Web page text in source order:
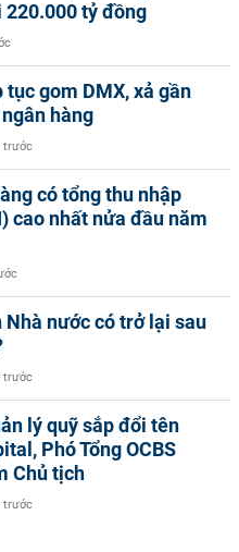
tỷ đồng
gom DMX, xả gần
hàng
trước
có tổng thu nhập
cao nhất nửa đầu năm
Nhà nước có trở lại sau
trước
lý quỹ sắp đổi tên
Phó Tổng OCBS
Chủ tịch
trước